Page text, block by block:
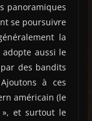
panoramiques
se poursuivre
la
aussi le
des bandits
à ces
américain (le
et surtout le